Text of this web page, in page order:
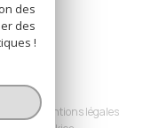
Mentions légales
des
des
!